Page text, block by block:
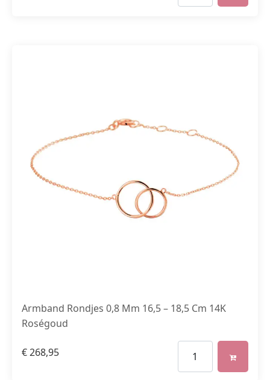
Armband Rondjes 0,8 Mm 16,5 – 18,5 Cm 14K
Roségoud
€268,95